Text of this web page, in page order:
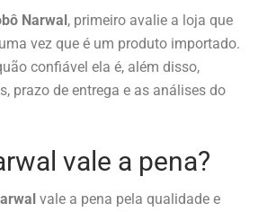
Narwal , primeiro avalie a loja que
vez que é um produto importado.
confiável ela é, além disso,
prazo de entrega e as análises do
vale a pena?
vale a pena pela qualidade e